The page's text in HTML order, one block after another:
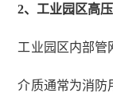
2、 工业园区高
工业园区内部管
介质通常为消防